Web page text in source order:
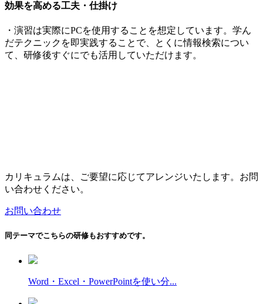
効果を高める工夫・仕掛け
・演習は実際にPCを使用することを想定しています。学ん
だテクニックを即実践することで、とくに情報検索につい
て、研修後すぐにでも活用していただけます。
カリキュラムは、ご要望に応じてアレンジいたします。お問
い合わせください。
お問い合わせ
同テーマでこちらの研修もおすすめです。
Word・Excel・PowerPointを使い分...